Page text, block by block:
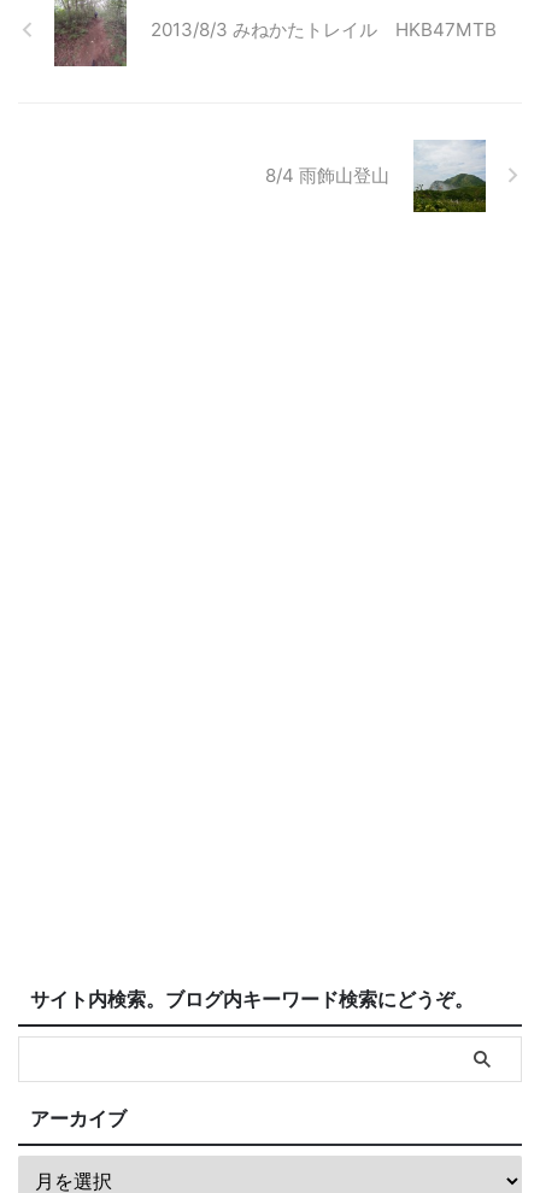
2013/8/3 みねかたトレイル HKB47MTB
8/4 雨飾山登山
サイト内検索。ブログ内キーワード検索にどうぞ。
アーカイブ